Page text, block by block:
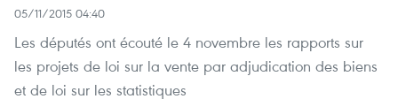
05/11/2015 04:40
Les députés ont écouté le 4 novembre les rapports sur
les projets de loi sur la vente par adjudication des biens
et de loi sur les statistiques